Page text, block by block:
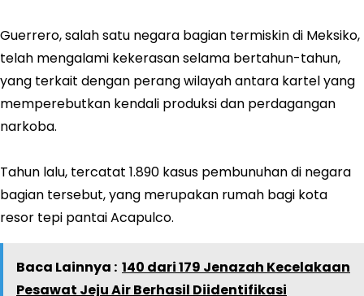
Guerrero, salah satu negara bagian termiskin di Meksiko,
telah mengalami kekerasan selama bertahun-tahun,
yang terkait dengan perang wilayah antara kartel yang
memperebutkan kendali produksi dan perdagangan
narkoba.
Tahun lalu, tercatat 1.890 kasus pembunuhan di negara
bagian tersebut, yang merupakan rumah bagi kota
resor tepi pantai Acapulco.
Baca Lainnya : 140 dari 179 Jenazah Kecelakaan
Pesawat Jeju Air Berhasil Diidentifikasi